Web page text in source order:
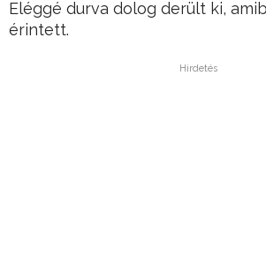
Eléggé durva dolog derült ki,
érintett.
Hirdetés